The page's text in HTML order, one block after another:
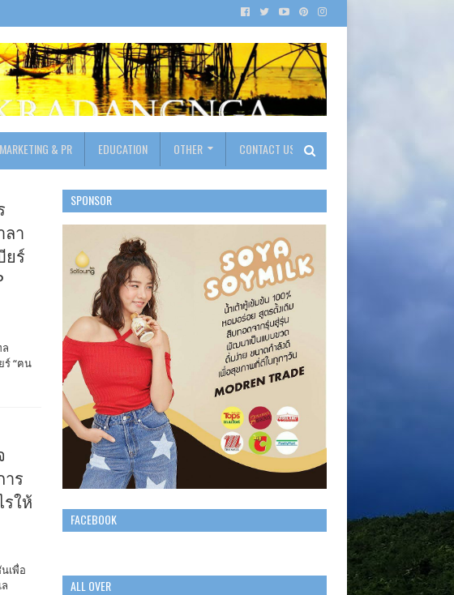
MARKETING & PR EDUCATION OTHER CONTACT US
ลา
ยร์
ร์ “ฅน
าร
ให้
เพื่อ
SPONSOR
FACEBOOK
ALL OVER